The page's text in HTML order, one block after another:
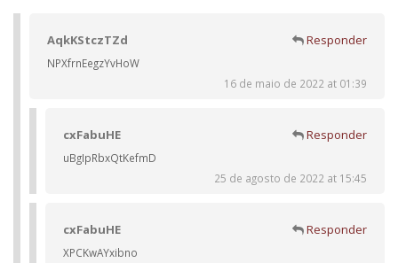
AqkKStczTZd Responder
NPXfrnEegzYvHoW
16 de maio de 2022 at 01:39
cxFabuHE Responder
uBgIpRbxQtKefmD
25 de agosto de 2022 at 15:45
cxFabuHE Responder
XPCKwAYxibno